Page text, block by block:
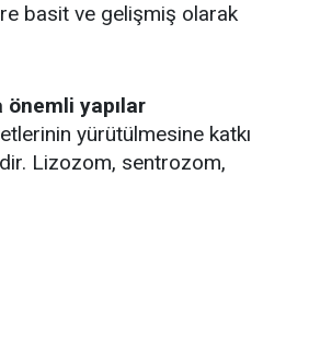
basit ve gelişmiş olarak
yapılar
yürütülmesine katkı
Lizozom, sentrozom,